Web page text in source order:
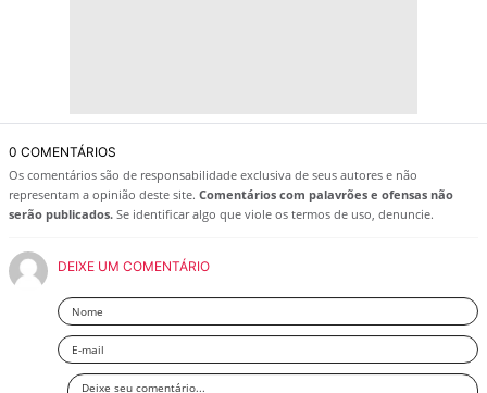
0 COMENTÁRIOS
Os comentários são de responsabilidade exclusiva de seus autores e não
representam a opinião deste site. Comentários com palavrões e ofensas não
serão publicados. Se identificar algo que viole os termos de uso, denuncie.
DEIXE UM COMENTÁRIO
Nome
Email
Deixe